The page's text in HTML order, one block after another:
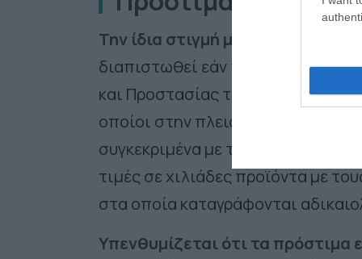
Την ίδια στιγμή με αμείωτη
διαπιστωθεί εάν τηρείται η
και Προστασίας του Καταναλωτή
οποίοι στην πλειοψηφία τους
συγκεκριμένα με τη χρήση της
τιμές σε χιλιάδες προϊόντα με
στα οποία καταγράφονται
Υπενθυμίζεται ότι τα πρόστιμα